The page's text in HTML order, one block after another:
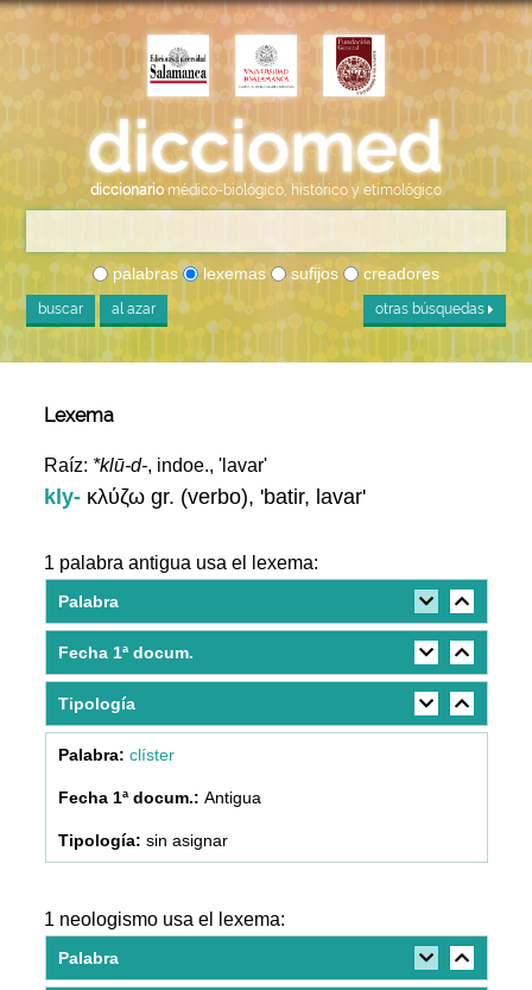
diccionario médico-biológico, histórico y etimológico
palabras lexemas sufijos creadores
buscar al azar otras búsquedas
Lexema
Raíz: *klū-d-, indoe., 'lavar'
kly- κλύζω gr. (verbo), 'batir, lavar'
1 palabra antigua usa el lexema:
Palabra
Fecha 1ª docum.
Tipología
clíster
Antigua
sin asignar
1 neologismo usa el lexema:
Palabra